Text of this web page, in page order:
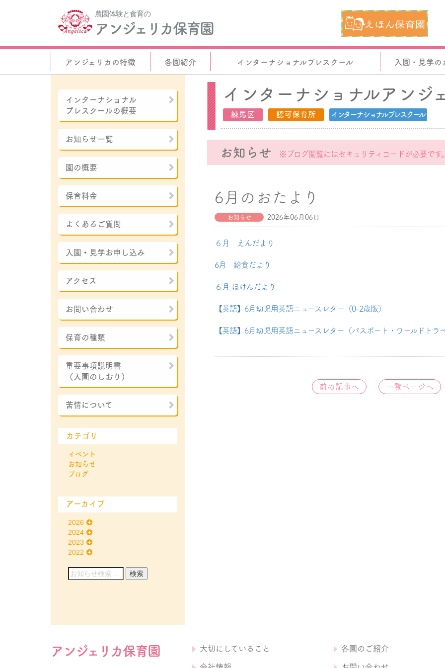
農園体験と食育の
アンジェリカ保育園
アンジェリカの特徴 各園紹介 インターナショナルプレスクール 入園・見学の
インターナショナルアンジ
練馬区 認可保育所 インターナショナルプレスクール
お知らせ ※ブログ閲覧にはセキュリティコードが必要です。
6月のおたより
お知らせ 2026年06月06日
６月 えんだより
6月 給食だより
６月 ほけんだより
【英語】6月幼児用英語ニュースレター（0-2歳版）
【英語】6月幼児用英語ニュースレター（パスポート・ワールドトラ
前の記事へ 一覧ページへ
インターナショナル
プレスクールの概要
お知らせ一覧
園の概要
保育料金
よくあるご質問
入園・見学お申し込み
アクセス
お問い合わせ
保育の種類
重要事項説明書
（入園のしおり）
苦情について
カテゴリ
イベント
お知らせ
ブログ
アーカイブ
2026
2024
2023
2022
アンジェリカ保育園 大切にしていること 各園のご紹介